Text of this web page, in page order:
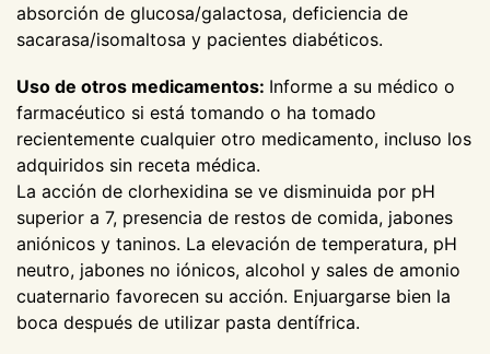
absorción de glucosa/galactosa, deficiencia de
sacarasa/isomaltosa y pacientes diabéticos.
Uso de otros medicamentos: Informe a su médico o
farmacéutico si está tomando o ha tomado
recientemente cualquier otro medicamento, incluso los
adquiridos sin receta médica.
La acción de clorhexidina se ve disminuida por pH
superior a 7, presencia de restos de comida, jabones
aniónicos y taninos. La elevación de temperatura, pH
neutro, jabones no iónicos, alcohol y sales de amonio
cuaternario favorecen su acción. Enjuargarse bien la
boca después de utilizar pasta dentífrica.